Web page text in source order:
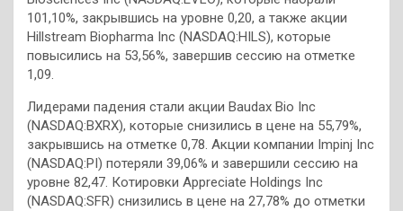
101,10%, закрывшись на уровне 0,20, а также акции
Hillstream Biopharma Inc (NASDAQ:HILS), которые
повысились на 53,56%, завершив сессию на отметке
1,09.
Лидерами падения стали акции Baudax Bio Inc
(NASDAQ:BXRX), которые снизились в цене на 55,79%,
закрывшись на отметке 0,78. Акции компании Impinj Inc
(NASDAQ:PI) потеряли 39,06% и завершили сессию на
уровне 82,47. Котировки Appreciate Holdings Inc
(NASDAQ:SFR) снизились в цене на 27,78% до отметки